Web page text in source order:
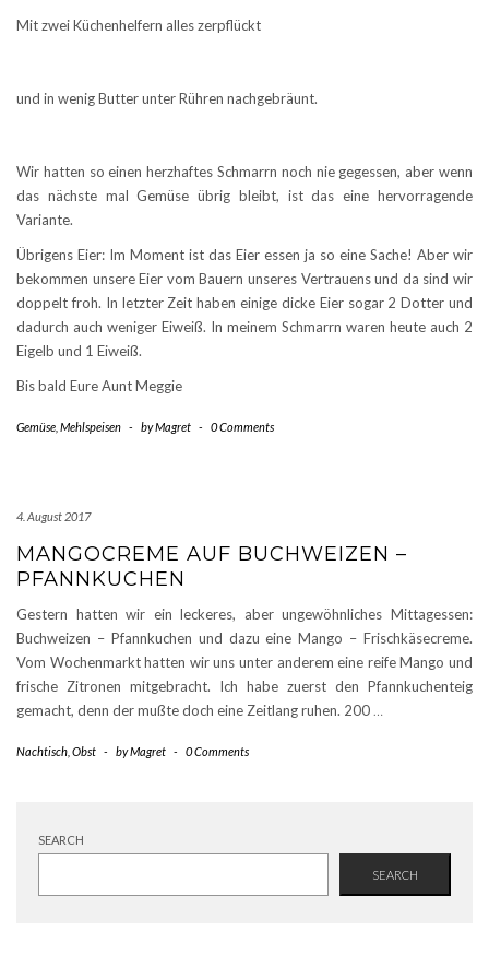
Mit zwei Küchenhelfern alles zerpflückt
und in wenig Butter unter Rühren nachgebräunt.
Wir hatten so einen herzhaftes Schmarrn noch nie gegessen, aber wenn
das nächste mal Gemüse übrig bleibt, ist das eine hervorragende
Variante.
Übrigens Eier: Im Moment ist das Eier essen ja so eine Sache! Aber wir
bekommen unsere Eier vom Bauern unseres Vertrauens und da sind wir
doppelt froh. In letzter Zeit haben einige dicke Eier sogar 2 Dotter und
dadurch auch weniger Eiweiß. In meinem Schmarrn waren heute auch 2
Eigelb und 1 Eiweiß.
Bis bald Eure Aunt Meggie
Gemüse Mehlspeisen - byMagret - 0 Comments
4. August 2017
MANGOCREME AUF BUCHWEIZEN –
PFANNKUCHEN
Gestern hatten wir ein leckeres, aber ungewöhnliches Mittagessen:
Buchweizen – Pfannkuchen und dazu eine Mango – Frischkäsecreme.
Vom Wochenmarkt hatten wir uns unter anderem eine reife Mango und
frische Zitronen mitgebracht. Ich habe zuerst den Pfannkuchenteig
gemacht, denn der mußte doch eine Zeitlang ruhen. 200 …
Nachtisch Obst - byMagret - 0 Comments
SEARCH
SEARCH